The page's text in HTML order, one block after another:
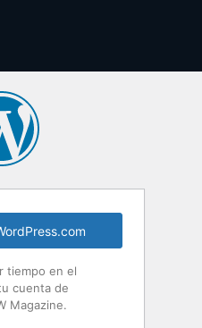
tiempo en el
cuenta de
Magazine.